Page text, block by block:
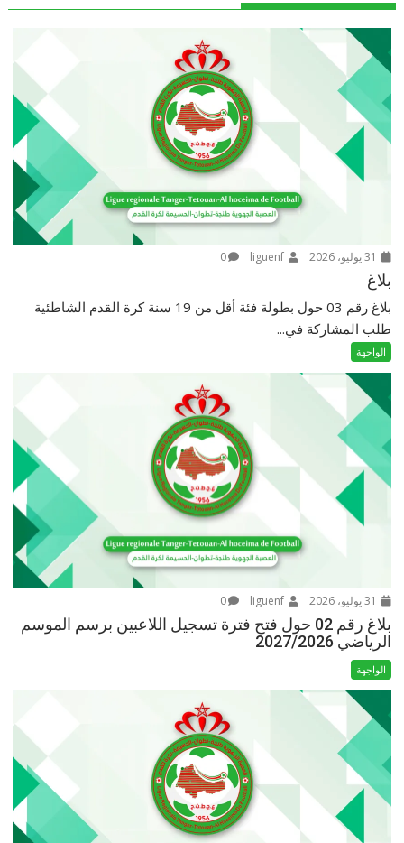
liguenf
0
بلاغ
بلاغ رقم 03 حول بطولة فئة أقل من 19 سنة كرة القدم الشاطئية
طلب المشاركة في...
الواجهة
liguenf
0
بلاغ رقم 02 حول فتح فترة تسجيل اللاعبين برسم الموسم
الرياضي 2027/2026
الواجهة